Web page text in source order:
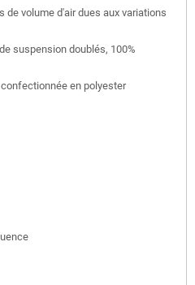
de volume d'air dues aux variations
suspension doublés, 100%
en polyester